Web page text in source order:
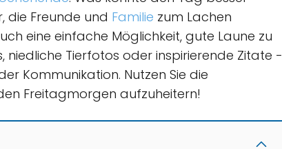
die Freunde und Familie zum Lachen
eine einfache Möglichkeit, gute Laune zu
Tierfotos oder inspirierende Zitate -
Kommunikation. Nutzen Sie die
Freitagmorgen aufzuheitern!